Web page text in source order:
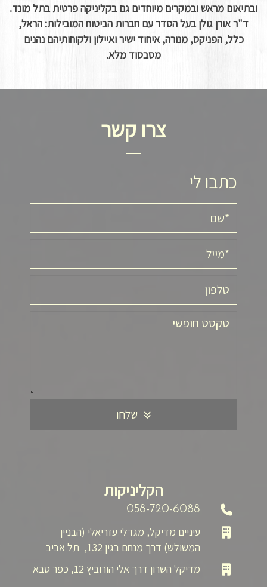
ובתיאום מראש ובמקרים מיוחדים גם בקליניקה פרטית בתל מונד.
ד"ר אורן גולן בעל הסדר עם חברות הביטוח המובילות: הראל,
כלל, הפניקס, מנורה, איחוד ישיר ואיילון ולקוחותיהם נהנים
מסבסוד מלא.
צרו קשר
כתבו לי
שלחו
הקליניקות
058-720-6088
עיניים מדיקל, מגדלי עזריאלי (הבניין
המשולש) דרך מנחם בגין 132, תל אביב
מדיקל השרון דרך אלי הורוביץ 12, כפר סבא